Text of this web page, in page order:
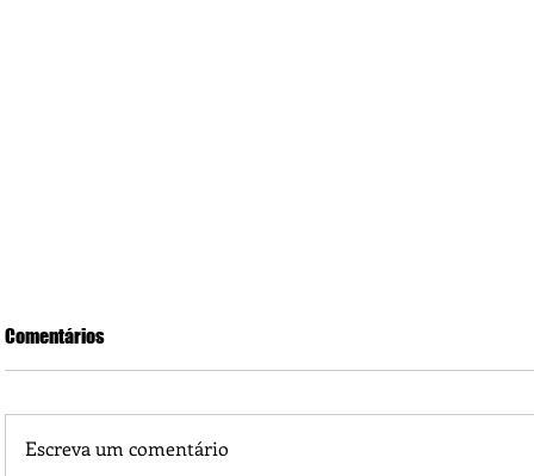
Comentários
Escreva um comentário